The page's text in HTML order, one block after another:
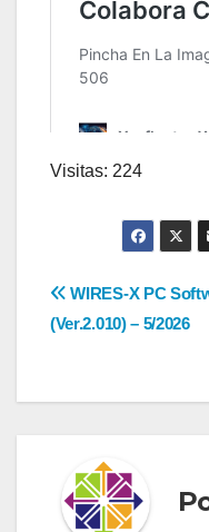
Visitas: 224
de
entradas
WIRES-X PC
(Ver.2.010) – 5/2026